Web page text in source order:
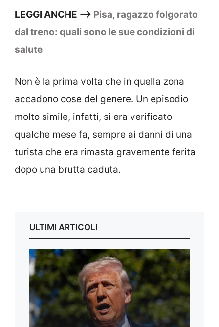
LEGGI ANCHE –> Pisa, ragazzo folgorato
dal treno: quali sono le sue condizioni di
salute
Non è la prima volta che in quella zona
accadono cose del genere. Un episodio
molto simile, infatti, si era verificato
qualche mese fa, sempre ai danni di una
turista che era rimasta gravemente ferita
dopo una brutta caduta.
ULTIMI ARTICOLI